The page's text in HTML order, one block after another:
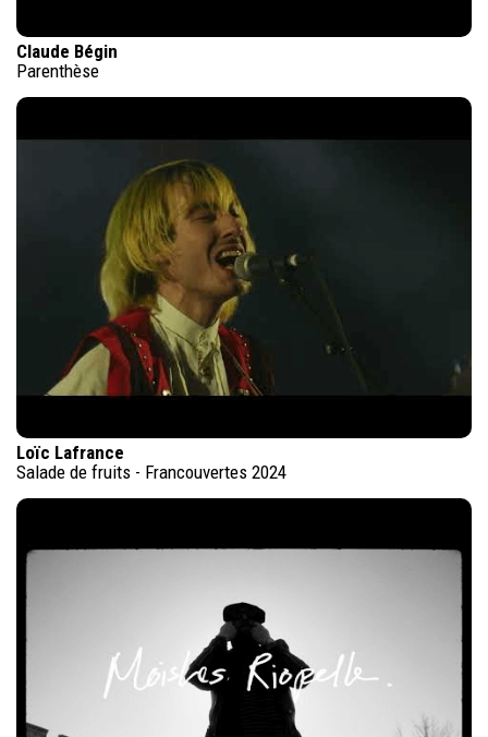
Claude Bégin
Parenthèse
Loïc Lafrance
Salade de fruits - Francouvertes 2024